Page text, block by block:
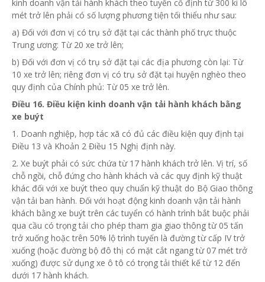
kinh doanh vận tải hành khách theo tuyến cố định từ 300 ki lô
mét trở lên phải có số lượng phương tiện tối thiểu như sau:
a) Đối với đơn vị có trụ sở đặt tại các thành phố trực thuộc
Trung ương: Từ 20 xe trở lên;
b) Đối với đơn vị có trụ sở đặt tại các địa phương còn lại: Từ
10 xe trở lên; riêng đơn vị có trụ sở đặt tại huyện nghèo theo
quy định của Chính phủ: Từ 05 xe trở lên.
Điều 16. Điều kiện kinh doanh vận tải hành khách bằng
xe buýt
1. Doanh nghiệp, hợp tác xã có đủ các điều kiện quy định tại
Điều 13 và Khoản 2 Điều 15 Nghị định này.
2. Xe buýt phải có sức chứa từ 17 hành khách trở lên. Vị trí, số
chỗ ngồi, chỗ đứng cho hành khách và các quy định kỹ thuật
khác đối với xe buýt theo quy chuẩn kỹ thuật do Bộ Giao thông
vận tải ban hành. Đối với hoạt động kinh doanh vận tải hành
khách bằng xe buýt trên các tuyển có hành trình bắt buộc phải
qua cầu có trọng tải cho phép tham gia giao thông từ 05 tấn
trở xuống hoặc trên 50% lộ trình tuyến là đường từ cấp IV trở
xuống (hoặc đường bộ đô thị có mặt cắt ngang từ 07 mét trở
xuống) được sử dụng xe ô tô có trọng tải thiết kếtừ12 đến
dưới 17 hành khách.